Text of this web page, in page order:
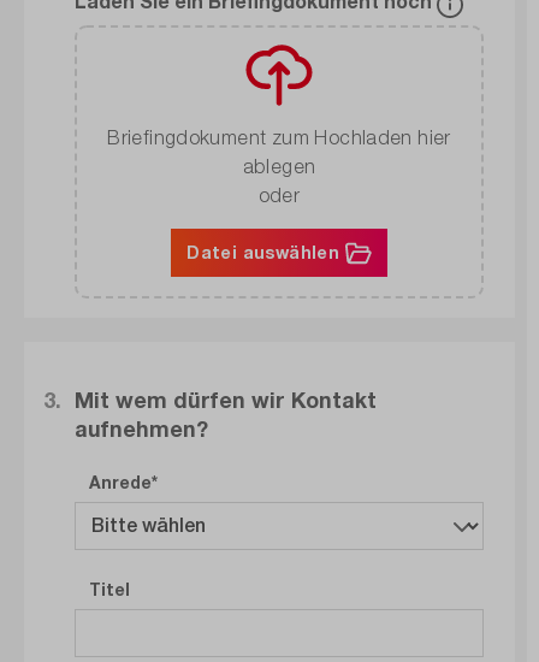
Briefingdokument zum Hochladen hier
ablegen
oder
Datei auswählen
Mit wem dürfen wir Kontakt
aufnehmen?
3.
Anrede
Titel